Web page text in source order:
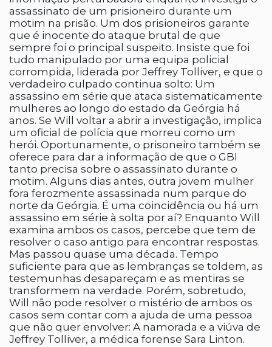
assassinato de um prisioneiro durante um
motim na prisão. Um dos prisioneiros garante
que é inocente do ataque brutal de que
sempre foi o principal suspeito. Insiste que foi
tudo manipulado por uma equipa policial
corrompida, liderada por Jeffrey Tolliver, e que o
verdadeiro culpado continua solto: Um
assassino em série que ataca sistematicamente
mulheres ao longo do estado da Geórgia há
anos. Se Will voltar a abrir a investigação, implica
um oficial de polícia que morreu como um
herói. Oportunamente, o prisoneiro também se
oferece para dar a informação de que o GBI
tanto precisa sobre o assassinato durante o
motim. Alguns dias antes, outra jovem mulher
fora ferozmente assassinada num parque do
norte da Geórgia. É uma coincidência ou há um
assassino em série à solta por aí? Enquanto Will
examina ambos os casos, percebe que tem de
resolver o caso antigo para encontrar respostas.
Mas passou quase uma década. Tempo
suficiente para que as lembranças se toldem, as
testemunhas desapareçam e as mentiras se
transformem na verdade. Porém, sobretudo,
Will não pode resolver o mistério de ambos os
casos sem contar com a ajuda de uma pessoa
que não quer envolver: A namorada e a viúva de
Jeffrey Tolliver, a médica forense Sara Linton.